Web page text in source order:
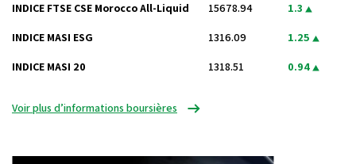
INDICE FTSE CSE Morocco All-Liquid 15678.94 1.3
INDICE MASI ESG 1316.09 1.25
INDICE MASI 20 1318.51 0.94
Voir plus d’informations boursières